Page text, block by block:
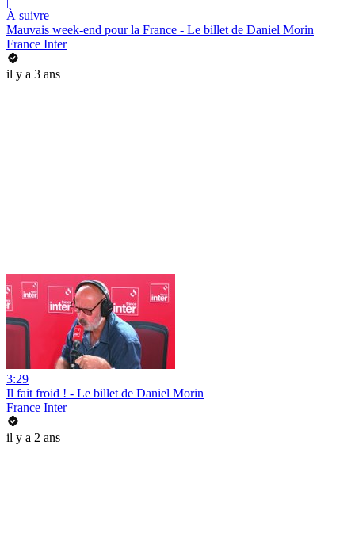
À suivre
Mauvais week-end pour la France - Le billet de Daniel Morin
France Inter
il y a 3 ans
3:29
Il fait froid ! - Le billet de Daniel Morin
France Inter
il y a 2 ans